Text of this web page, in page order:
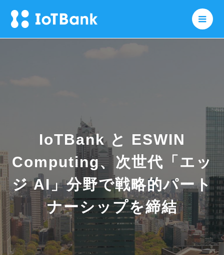
メ
IoTBank と ESWIN
Computing、次世代「エッ
ジ AI」分野で戦略的パート
ナーシップを締結